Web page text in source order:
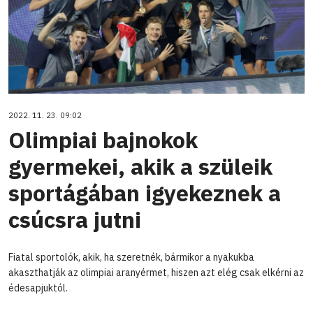
2022. 11. 23. 09:02
Olimpiai bajnokok
gyermekei, akik a szüleik
sportágában igyekeznek a
csúcsra jutni
Fiatal sportolók, akik, ha szeretnék, bármikor a nyakukba
akaszthatják az olimpiai aranyérmet, hiszen azt elég csak elkérni az
édesapjuktól.